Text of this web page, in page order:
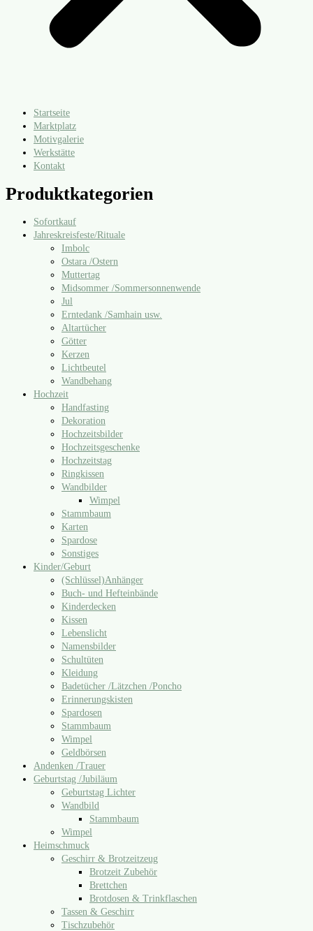
Startseite
Marktplatz
Motivgalerie
Werkstätte
Kontakt
Produktkategorien
Sofortkauf
Jahreskreisfeste/​Rituale
Imbolc
Ostara /​Ostern
Muttertag
Midsommer /​Sommersonnenwende
Jul
Erntedank /​Samhain usw.
Altartücher
Götter
Kerzen
Lichtbeutel
Wandbehang
Hochzeit
Handfasting
Dekoration
Hochzeitsbilder
Hochzeitsgeschenke
Hochzeitstag
Ringkissen
Wandbilder
Wimpel
Stammbaum
Karten
Spardose
Sonstiges
Kinder/​Geburt
(Schlüssel)Anhänger
Buch- und Hefteinbände
Kinderdecken
Kissen
Lebenslicht
Namensbilder
Schultüten
Kleidung
Badetücher /​Lätzchen /​Poncho
Erinnerungskisten
Spardosen
Stammbaum
Wimpel
Geldbörsen
Andenken /​Trauer
Geburtstag /​Jubiläum
Geburtstag Lichter
Wandbild
Stammbaum
Wimpel
Heimschmuck
Geschirr & Brotzeitzeug
Brotzeit Zubehör
Brettchen
Brotdosen & Trinkflaschen
Tassen & Geschirr
Tischzubehör